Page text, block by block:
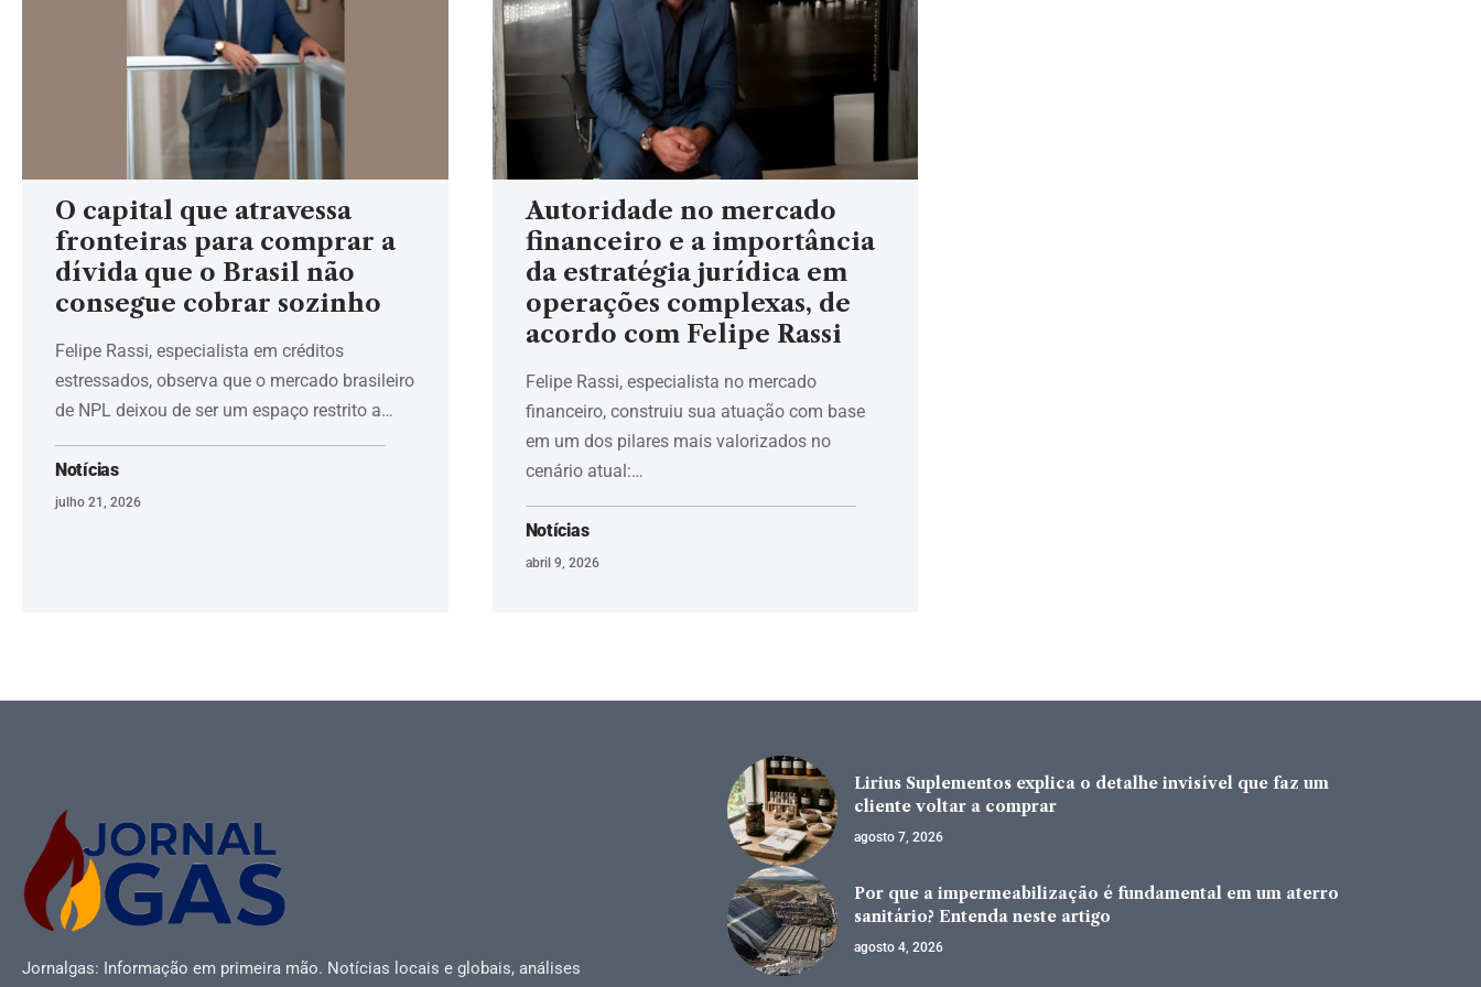
O capital que atravessa
fronteiras para comprar a
dívida que o Brasil não
consegue cobrar sozinho
Felipe Rassi, especialista em créditos
estressados, observa que o mercado brasileiro
de NPL deixou de ser um espaço restrito a…
Notícias
julho 21, 2026
Autoridade no mercado
financeiro e a importância
da estratégia jurídica em
operações complexas, de
acordo com Felipe Rassi
Felipe Rassi, especialista no mercado
financeiro, construiu sua atuação com base
em um dos pilares mais valorizados no
cenário atual:…
Notícias
abril 9, 2026
Jornalgas: Informação em primeira mão. Notícias locais e globais, análises
Lirius Suplementos explica o detalhe invisível que faz um
cliente voltar a comprar
agosto 7, 2026
Por que a impermeabilização é fundamental em um aterro
sanitário? Entenda neste artigo
agosto 4, 2026